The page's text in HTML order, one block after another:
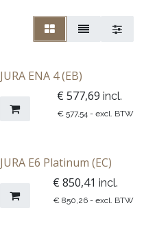
JURA ENA 4 (EB)
€ 577,69 incl.
€ 577,54 - excl. BTW
​​​​​​​​​JURA E6 Platinum (EC)
€ 850,41 incl.
€ 850,26- excl. BTW